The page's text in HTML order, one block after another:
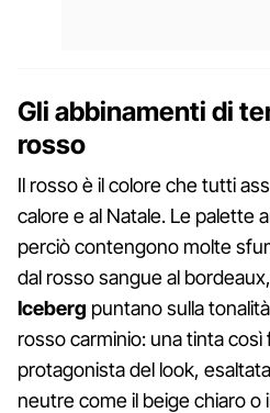
Gli abbinamenti di
rosso
Il rosso è il colore che tutti
calore e al Natale. Le palette
perciò contengono molte
dal rosso sangue al
Iceberg puntano sulla
rosso carminio: una tinta
protagonista del look,
neutre come il beige chiaro o